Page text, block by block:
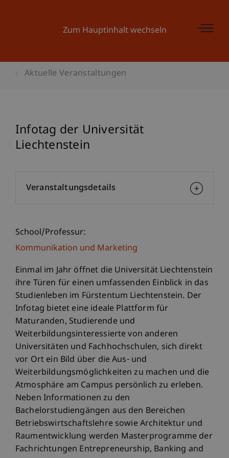
Zum Hauptinhalt wechseln
Aktuelle Veranstaltungen
Infotag der Universität
Liechtenstein
School/Professur:
Kommunikation und Marketing
Einmal im Jahr öffnet die Universität Liechtenstein
ihre Türen für einen umfassenden Einblick in das
Studienleben im Fürstentum Liechtenstein. Der
Infotag bietet eine ideale Plattform für
Maturanden, Studierende und
Weiterbildungsinteressierte von anderen
Universitäten und Fachhochschulen, sich direkt
vor Ort ein Bild über die Aus- und
Weiterbildungsmöglichkeiten zu machen und die
Atmosphäre am Campus persönlich zu erleben.
Neben Informationen zu den
Bachelorstudiengängen aus den Bereichen
Betriebswirtschaftslehre sowie Architektur und
Raumentwicklung werden Masterprogramme der
Fachrichtungen Entrepreneurship, Banking and
Veranstaltungsdetails